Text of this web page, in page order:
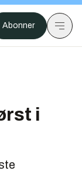
Abonner
i